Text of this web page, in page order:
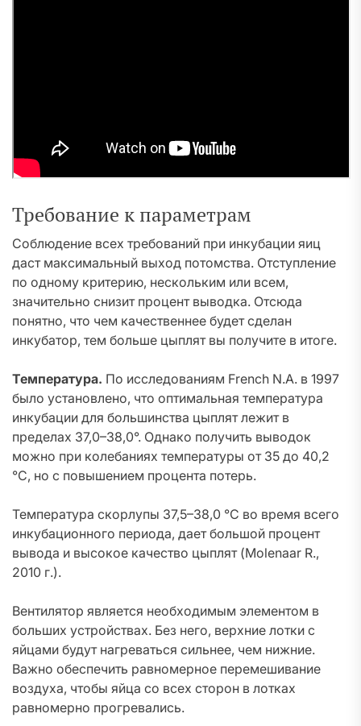
Требование к параметрам
Соблюдение всех требований при инкубации яиц
даст максимальный выход потомства. Отступление
по одному критерию, нескольким или всем,
значительно снизит процент выводка. Отсюда
понятно, что чем качественнее будет сделан
инкубатор, тем больше цыплят вы получите в итоге.
Температура. По исследованиям French N.A. в 1997
было установлено, что оптимальная температура
инкубации для большинства цыплят лежит в
пределах 37,0–38,0°. Однако получить выводок
можно при колебаниях температуры от 35 до 40,2
°C, но с повышением процента потерь.
Температура скорлупы 37,5–38,0 °C во время всего
инкубационного периода, дает большой процент
вывода и высокое качество цыплят (Molenaar R.,
2010 г.).
Вентилятор является необходимым элементом в
больших устройствах. Без него, верхние лотки с
яйцами будут нагреваться сильнее, чем нижние.
Важно обеспечить равномерное перемешивание
воздуха, чтобы яйца со всех сторон в лотках
равномерно прогревались.